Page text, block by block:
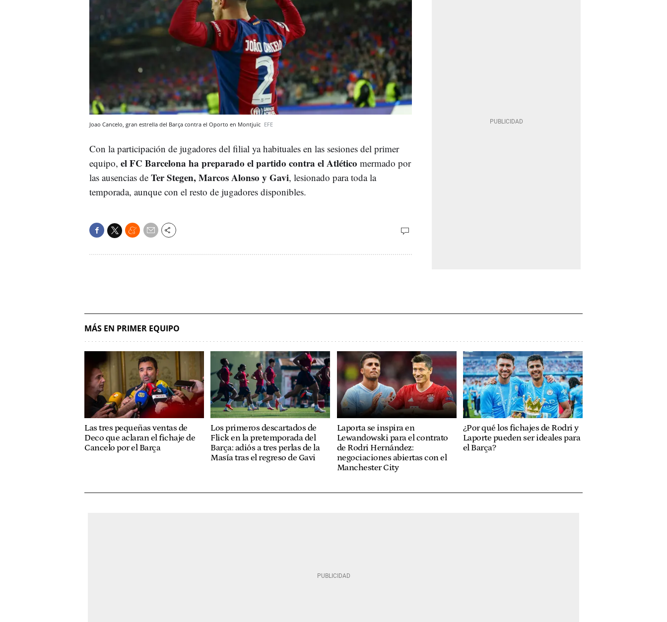
Joao Cancelo, gran estrella del Barça contra el Oporto en Montjuïc EFE
Con la participación de jugadores del filial ya habituales en las sesiones del primer
equipo, el FC Barcelona ha preparado el partido contra el Atlético mermado por
las ausencias de Ter Stegen, Marcos Alonso y Gavi, lesionado para toda la
temporada, aunque con el resto de jugadores disponibles.
MÁS EN PRIMER EQUIPO
Las tres pequeñas ventas de
Deco que aclaran el fichaje de
Cancelo por el Barça
Los primeros descartados de
Flick en la pretemporada del
Barça: adiós a tres perlas de la
Masía tras el regreso de Gavi
Laporta se inspira en
Lewandowski para el contrato
de Rodri Hernández:
negociaciones abiertas con el
Manchester City
¿Por qué los fichajes de Rodri y
Laporte pueden ser ideales para
el Barça?